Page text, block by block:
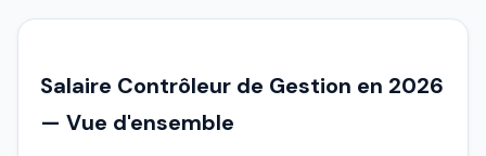
Salaire Contrôleur de Gestion en 2026
— Vue d'ensemble